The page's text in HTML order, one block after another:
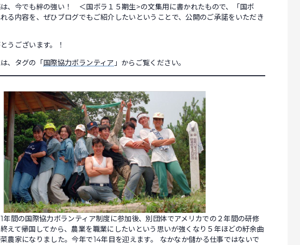
、今でも絆の強い！ ＜国ボラ１５期生>の文集用に書かれたもので、「国ボ
る内容を、ぜひブログでもご紹介したいということで、公開のご承諾をいただき
うございます。！
、タグの「国際協力ボランティア 」からご覧ください。
年間の国際協力ボランティア制度に参加後、別団体でアメリカでの２年間の研修
えて帰国してから、農業を職業にしたいという思いが強くなり５年ほどの紆余曲
農家になりました。今年で14年目を迎えます。 なかなか儲かる仕事ではないで